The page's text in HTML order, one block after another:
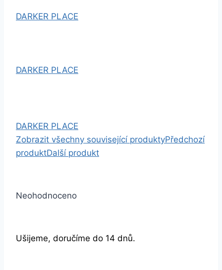
DARKER PLACE
DARKER PLACE
DARKER PLACE
Zobrazit všechny související produktyPředchozí
produktDalší produkt
Neohodnoceno
Ušijeme, doručíme do 14 dnů.